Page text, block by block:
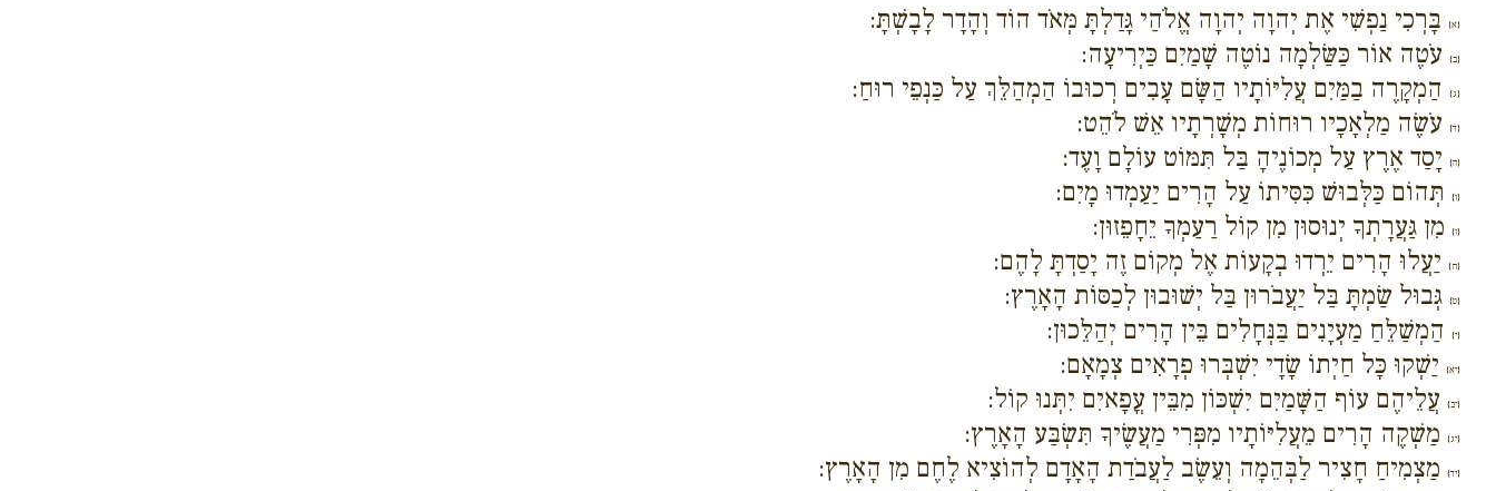
{א} בָּרְכִי נַפְשִׁי אֶת יְהוָה יְהוָה אֱלֹהַי גָּדַלְתָּ מְּאֹד הוֹד וְהָדָר לָבָשְׁתָּ:
{ב} עֹטֶה אוֹר כַּשַּׂלְמָה נוֹטֶה שָׁמַיִם כַּיְרִיעָה:
{ג} הַמְקָרֶה בַמַּיִם עֲלִיּוֹתָיו הַשָּׂם עָבִים רְכוּבוֹ הַמְהַלֵּךְ עַל כַּנְפֵי רוּחַ:
{ד} עֹשֶׂה מַלְאָכָיו רוּחוֹת מְשָׁרְתָיו אֵשׁ לֹהֵט:
{ה} יָסַד אֶרֶץ עַל מְכוֹנֶיהָ בַּל תִּמּוֹט עוֹלָם וָעֶד:
{ו} תְּהוֹם כַּלְּבוּשׁ כִּסִּיתוֹ עַל הָרִים יַעַמְדוּ מָיִם:
{ז} מִן גַּעֲרָתְךָ יְנוּסוּן מִן קוֹל רַעַמְךָ יֵחָפֵזוּן:
{ח} יַעֲלוּ הָרִים יֵרְדוּ בְקָעוֹת אֶל מְקוֹם זֶה יָסַדְתָּ לָהֶם:
{ט} גְּבוּל שַׂמְתָּ בַּל יַעֲבֹרוּן בַּל יְשׁוּבוּן לְכַסּוֹת הָאָרֶץ:
{י} הַמְשַׁלֵּחַ מַעְיָנִים בַּנְּחָלִים בֵּין הָרִים יְהַלֵּכוּן:
{יא} יַשְׁקוּ כָּל חַיְתוֹ שָׂדָי יִשְׁבְּרוּ פְרָאִים צְמָאָם:
{יב} עֲלֵיהֶם עוֹף הַשָּׁמַיִם יִשְׁכּוֹן מִבֵּין עֳפָאיִם יִתְּנוּ קוֹל:
{יג} מַשְׁקֶה הָרִים מֵעֲלִיּוֹתָיו מִפְּרִי מַעֲשֶׂיךָ תִּשְׂבַּע הָאָרֶץ:
{יד} מַצְמִיחַ חָצִיר לַבְּהֵמָה וְעֵשֶׂב לַעֲבֹדַת הָאָדָם לְהוֹצִיא לֶחֶם מִן הָאָרֶץ: